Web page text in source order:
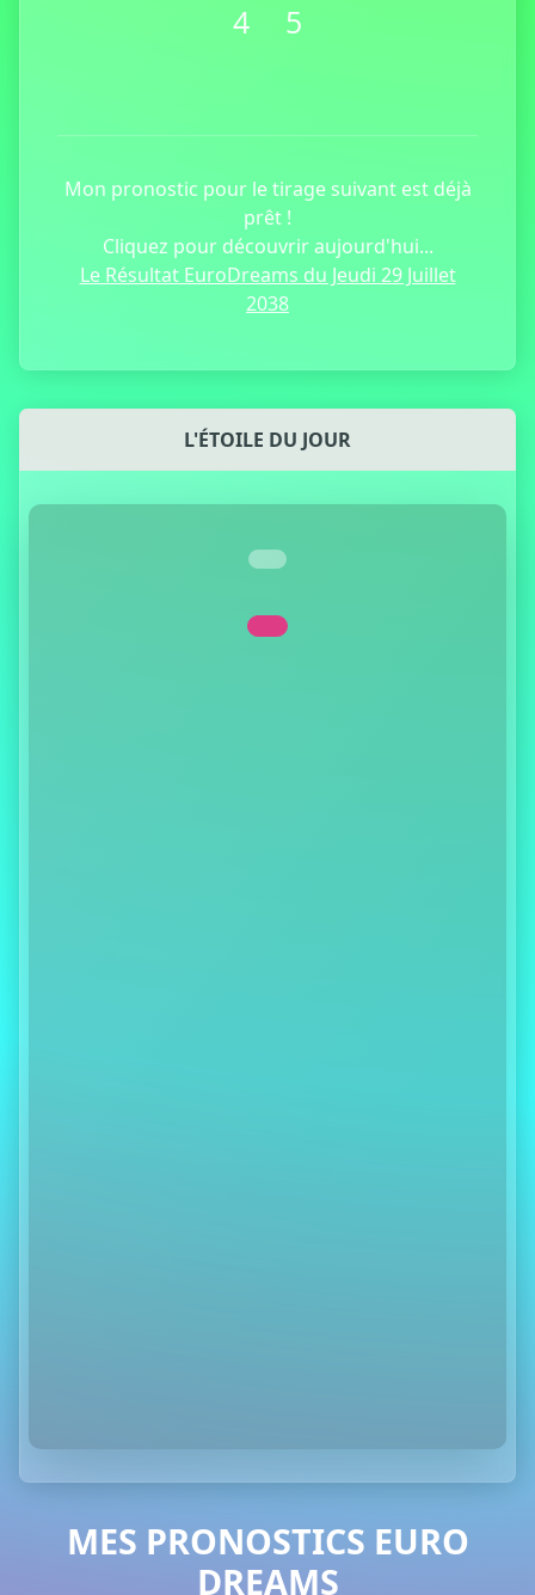
4
5
Mon pronostic pour le tirage suivant est déjà
prêt !
Cliquez pour découvrir aujourd'hui...
Le Résultat EuroDreams du Jeudi 29 Juillet
2038
L'ÉTOILE DU JOUR
MES PRONOSTICS EURO
DREAMS